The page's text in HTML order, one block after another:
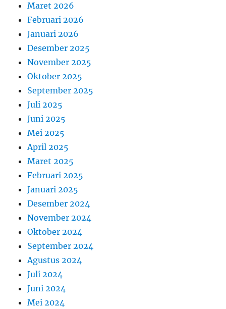
Maret 2026
Februari 2026
Januari 2026
Desember 2025
November 2025
Oktober 2025
September 2025
Juli 2025
Juni 2025
Mei 2025
April 2025
Maret 2025
Februari 2025
Januari 2025
Desember 2024
November 2024
Oktober 2024
September 2024
Agustus 2024
Juli 2024
Juni 2024
Mei 2024